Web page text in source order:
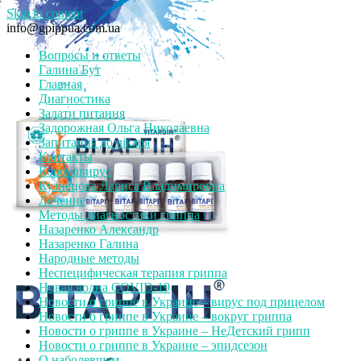
Skip to content
info@gpippua.com.ua
Вопросы и ответы
Галина Бут
Главная
Диагностика
Задати питання
Задорожная Ольга Николаевна
Запитання до лікаря
Контакты
Коронавирус
Кузнецова Лариса Владимировна
Лечение
Методы диагностики гриппа
Назаренко Александр
Назаренко Галина
Народные методы
Неспецифическая терапия гриппа
Новая волна COVID-19
Новости о гриппе в Украине – вирус под прицелом
Новости о гриппе в Украине – вокруг гриппа
Новости о гриппе в Украине – НеДетский грипп
Новости о гриппе в Украине – эпидсезон